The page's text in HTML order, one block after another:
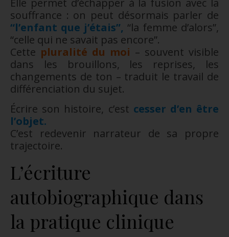
Elle permet d’échapper à la fusion avec la
souffrance : on peut désormais parler de
“l’enfant que j’étais”, “la femme d’alors”,
“celle qui ne savait pas encore”.
Cette pluralité du moi – souvent visible
dans les brouillons, les reprises, les
changements de ton – traduit le travail de
différenciation du sujet.
Écrire son histoire, c’est cesser d’en être
l’objet.
C’est redevenir narrateur de sa propre
trajectoire.
L’écriture
autobiographique dans
la pratique clinique